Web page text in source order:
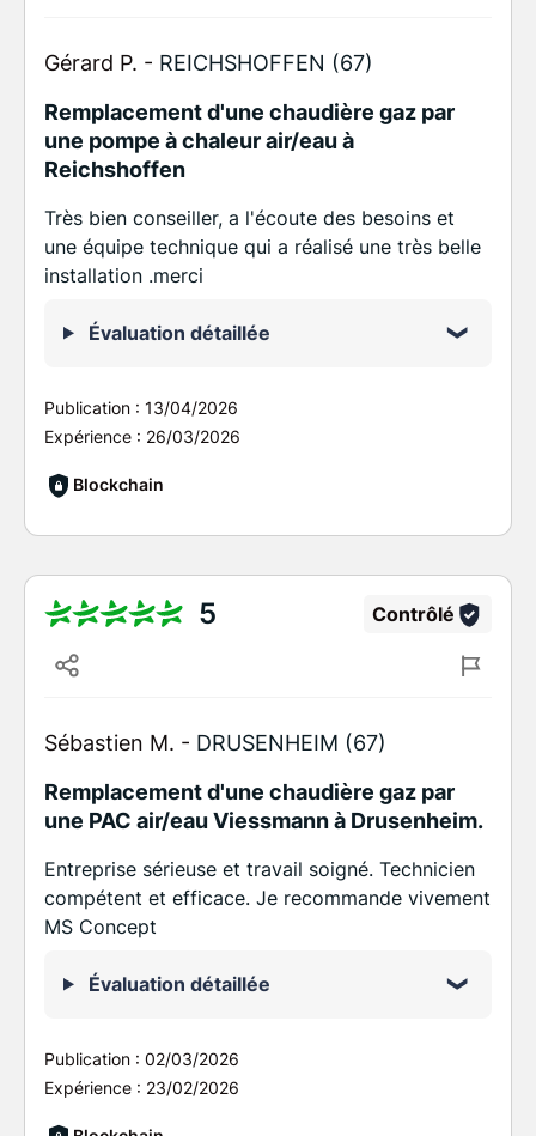
Gérard P. - REICHSHOFFEN (67)
Remplacement d'une chaudière gaz par
une pompe à chaleur air/eau à
Reichshoffen
Très bien conseiller, a l'écoute des besoins et
une équipe technique qui a réalisé une très belle
installation .merci
Évaluation détaillée
Publication : 13/04/2026
Expérience : 26/03/2026
Blockchain
5 Contrôlé
Sébastien M. - DRUSENHEIM (67)
Remplacement d'une chaudière gaz par
une PAC air/eau Viessmann à Drusenheim.
Entreprise sérieuse et travail soigné. Technicien
compétent et efficace. Je recommande vivement
MS Concept
Évaluation détaillée
Publication : 02/03/2026
Expérience : 23/02/2026